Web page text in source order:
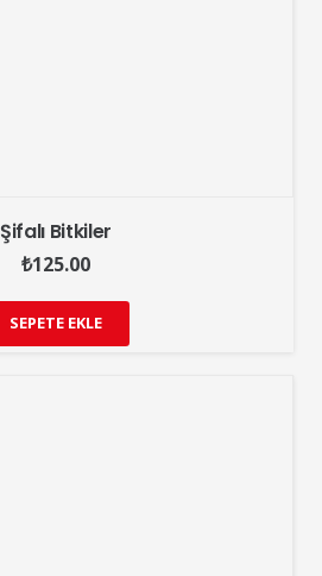
Şifalı Bitkiler
₺125.00
SEPETE EKLE